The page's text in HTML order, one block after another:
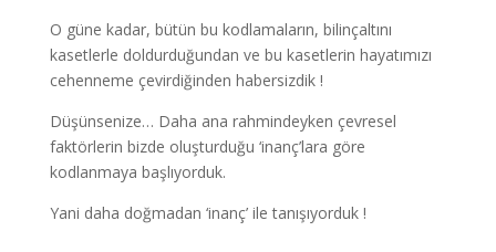
O güne kadar, bütün bu kodlamaların, bilinçaltını
kasetlerle doldurduğundan ve bu kasetlerin hayatımızı
cehenneme çevirdiğinden habersizdik !
Düşünsenize… Daha ana rahmindeyken çevresel
faktörlerin bizde oluşturduğu ‘inanç’lara göre
kodlanmaya başlıyorduk.
Yani daha doğmadan ‘inanç’ ile tanışıyorduk !